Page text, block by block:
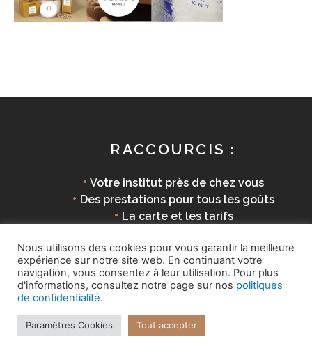
RACCOURCIS :
• Votre institut près de chez vous
• Des prestations pour tous les goûts
• La carte et les tarifs
Copyright © 2026 La Parenthèse Douceur |
légales
Site internet réalisé par7'extra!
Nous utilisons des cookies pour vous garantir la meilleure
expérience sur notre site web. En continuant votre
navigation, vous consentez à leur utilisation. Pour plus
d'informations, consultez notre page sur nos politiques
de confidentialité.
Paramètres Cookies Tout accepter